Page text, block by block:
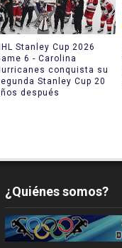
Stanley Cup 2026
6 - Carolina
conquista su
Stanley Cup 20
después
¿Quiénes somos?